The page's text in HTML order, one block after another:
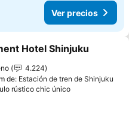
Ver precios
a favoritos
Hotel Shinjuku
4.224
de: Estación de tren de Shinjuku
rústico chic únicoVer precios